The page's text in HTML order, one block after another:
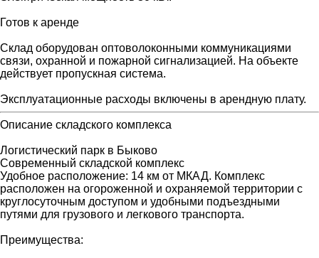
Готов к аренде
Склад оборудован оптоволоконными коммуникациями
связи, охранной и пожарной сигнализацией. На объекте
действует пропускная система.
Эксплуатационные расходы включены в арендную плату.
Описание складского комплекса
Логистический парк в Быково
Современный складской комплекс
Удобное расположение: 14 км от МКАД. Комплекс
расположен на огороженной и охраняемой территории с
круглосуточным доступом и удобными подъездными
путями для грузового и легкового транспорта.
Преимущества: